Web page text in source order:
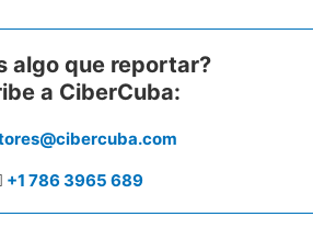
algo que reportar?
a CiberCuba:
+1 786 3965 689